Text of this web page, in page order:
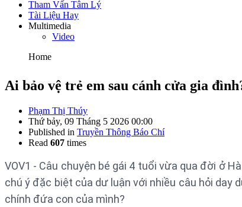
Tham Vấn Tâm Lý
Tài Liệu Hay
Multimedia
Video
Home
Ai bảo vệ trẻ em sau cánh cửa gia
Phạm Thị Thúy
Thứ bảy, 09 Tháng 5 2026 00:00
Published in Truyền Thông Báo Chí
Read 607 times
VOV1 - Câu chuyện bé gái 4 tuổi vừa qua đời ở
chú ý đặc biệt của dư luận với nhiều câu hỏi day
chính đứa con của mình?